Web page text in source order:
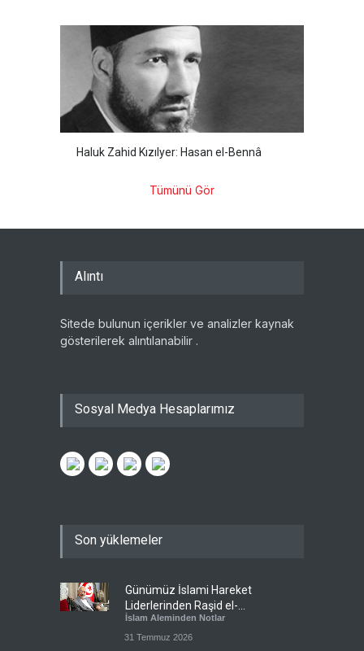
Haluk Zahid Kızılyer: Hasan el-Bennâ
Tümünü Gör
Alıntı
Sitede bulunun içerikler ve analizler kaynak
gösterilerek alıntılanabilir .
Sosyal Medya Hesaplarımız
Son yüklemeler
Günümüz İslami Hareket
Liderlerinden Raşid el-
Gannuşi’ye Seküler Faşizmin
Zindanlarında Ağır Tecrit
İslam Aleminden Notlar
31 Temmuz 2026